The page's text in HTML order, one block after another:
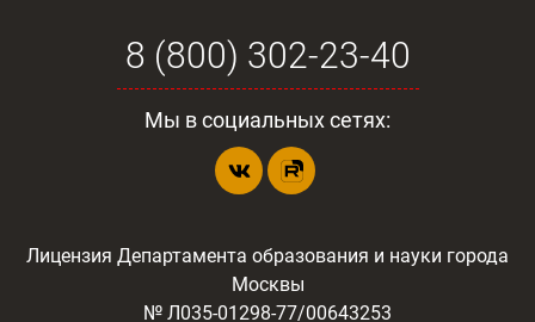
8 (800) 302-23-40
Мы в социальных сетях:
Лицензия Департамента образования и науки города
Москвы
№ Л035-01298-77/00643253